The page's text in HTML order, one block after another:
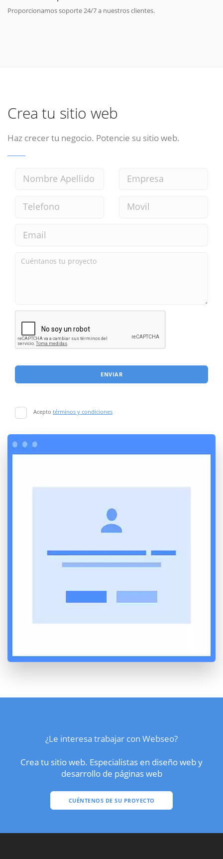
Proporcionamos soporte 24/7 a nuestros clientes.
Crea tu sitio web
Haz crecer tu negocio. Potencie su sitio web.
ENVIAR
Acepto términos y condiciones
¿Le interesa trabajar con Webseo?
Crea tu sitio web. Especialistas en diseño web y
desarrollo de páginas web
CUÉNTENOS DE SU PROYECTO